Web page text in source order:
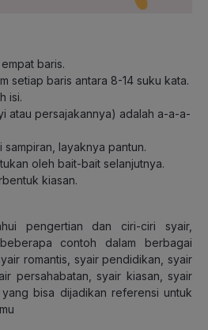
baris.
setiap baris antara 8-14 suku kata.
isi.
atau persajakannya) adalah a-a-a-
layaknya pantun.
oleh bait-bait selanjutnya.
kiasan.
pengertian dan ciri-ciri syair,
contoh dalam berbagai
romantis, syair pendidikan, syair
persahabatan, syair kiasan, syair
bisa dijadikan referensi untuk